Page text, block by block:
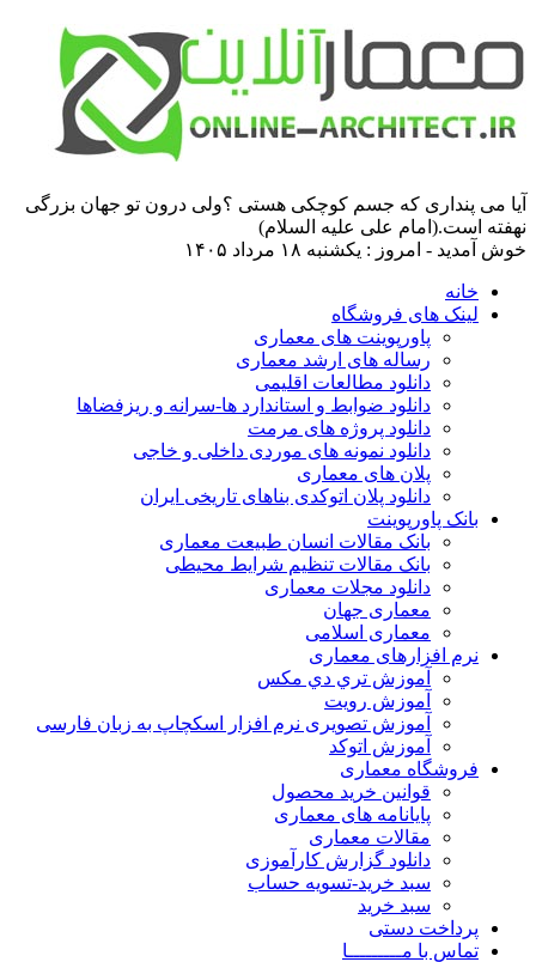
آیا می پنداری که جسم کوچکی هستی ؟ولی درون تو جهان بزرگی
نهفته است.(امام علی علیه السلام)
خوش آمدید - امروز : یکشنبه ۱۸ مرداد ۱۴۰۵
خانه
لینک های فروشگاه
پاورپوینت های معماری
رساله های ارشد معماری
دانلود مطالعات اقلیمی
دانلود ضوابط و استاندارد ها-سرانه و ریزفضاها
دانلود پروژه های مرمت
دانلود نمونه های موردی داخلی و خاجی
پلان های معماری
دانلود پلان اتوکدی بناهای تاریخی ایران
بانک پاورپوینت
بانک مقالات انسان طبیعت معماری
بانک مقالات تنظیم شرایط محیطی
دانلود مجلات معماری
معماری جهان
معماری اسلامی
نرم افزارهای معماری
آﻣﻮزش ﺗﺮي دي ﻣﮑﺲ
آموزش رویت
آموزش تصویری نرم افزار اسکچاپ به زبان فارسی
آموزش اتوکد
فروشگاه معماری
قوانین خرید محصول
پایانامه های معماری
مقالات معماری
دانلود گزارش کارآموزی
سبد خرید-تسویه حساب
سبد خرید
پرداخت دستی
تماس با مـــــــــا